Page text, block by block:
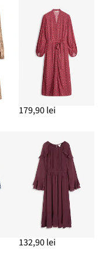
179,90 lei
132,90 lei